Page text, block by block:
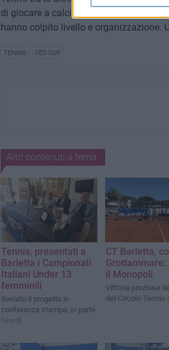
di giocare a calcio è una disciplina che
hanno colpito livello e organizzazione.
TENNIS FED CUP
Altri contenuti a tema
Tennis, presentati a
Barletta i Campionati
Italiani Under 13
femminili
Svelato il progetto in
conferenza stampa, si parte
lunedì
CT Barletta,
Grottammare:
il Monopoli
Vittoria preziosa
del Circolo Tennis